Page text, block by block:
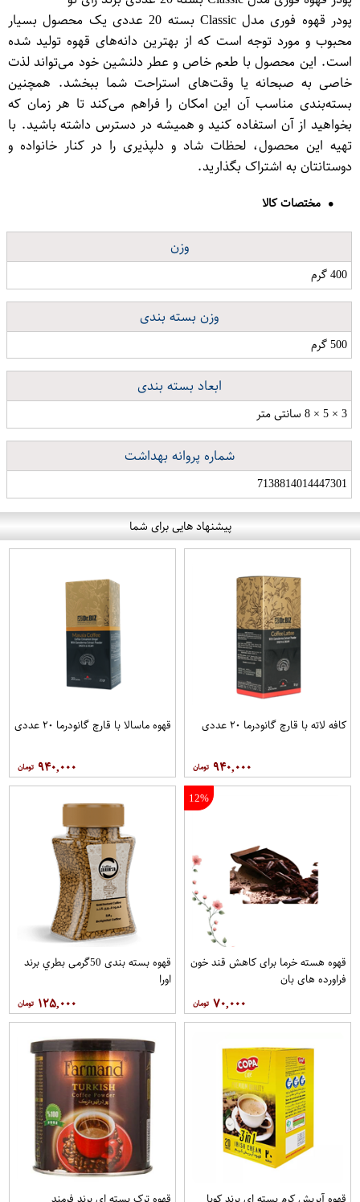
پودر قهوه فوری مدل Classic بسته 20 عددی یک محصول بسیار
محبوب و مورد توجه است که از بهترین دانه‌های قهوه تولید شده
است. این محصول با طعم خاص و عطر دلنشین خود می‌تواند لذت
خاصی به صبحانه یا وقت‌های استراحت شما ببخشد. همچنین
بسته‌بندی مناسب آن این امکان را فراهم می‌کند تا هر زمان که
بخواهید از آن استفاده کنید و همیشه در دسترس داشته باشید. با
تهیه این محصول، لحظات شاد و دلپذیری را در کنار خانواده و
دوستانتان به اشتراک بگذارید.
مختصات کالا
وزن
400 گرم
وزن بسته بندی
500 گرم
ابعاد بسته بندی
3 × 5 × 8 سانتی متر
شماره پروانه بهداشت
7138814014447301
پیشنهاد هایی برای شما
کافه لاته با قارچ گانودرما ۲۰ عددی
۹۴۰,۰۰۰
قهوه ماسالا با قارچ گانودرما ۲۰ عددی
۹۴۰,۰۰۰
12%
قهوه هسته خرما برای کاهش قند خون
فراورده های بان
۷۰,۰۰۰
قهوه بسته بندی 50گرمی بطري برند
اورا
۱۲۵,۰۰۰